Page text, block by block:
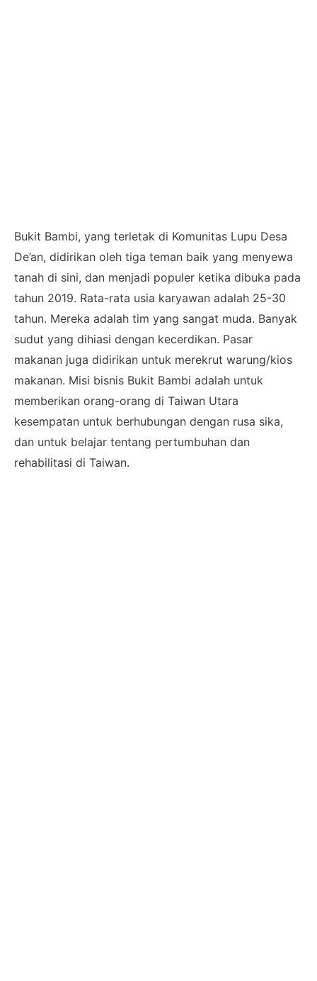
Bukit Bambi, yang terletak di Komunitas Lupu Desa
De’an, didirikan oleh tiga teman baik yang menyewa
tanah di sini, dan menjadi populer ketika dibuka pada
tahun 2019. Rata-rata usia karyawan adalah 25-30
tahun. Mereka adalah tim yang sangat muda. Banyak
sudut yang dihiasi dengan kecerdikan. Pasar
makanan juga didirikan untuk merekrut warung/kios
makanan. Misi bisnis Bukit Bambi adalah untuk
memberikan orang-orang di Taiwan Utara
kesempatan untuk berhubungan dengan rusa sika,
dan untuk belajar tentang pertumbuhan dan
rehabilitasi di Taiwan.